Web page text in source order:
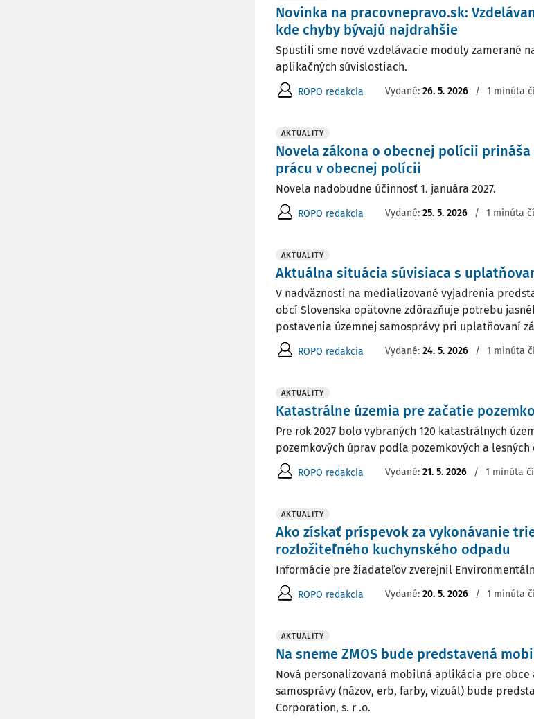
Novinka na pracovnepravo.sk:
kde chyby bývajú najdrahšie
Spustili sme nové vzdelávacie moduly zamerané
aplikačných súvislostiach.
ROPO redakcia Vydané: 26. 5. 2026 / 1 minúta
AKTUALITY
Novela zákona o obecnej polícii
prácu v obecnej polícii
Novela nadobudne účinnosť 1. januára 2027.
ROPO redakcia Vydané: 25. 5. 2026 / 1 minúta
AKTUALITY
Aktuálna situácia súvisiaca s
V nadväznosti na medializované vyjadrenia
obcí Slovenska opätovne zdôrazňuje potrebu
postavenia územnej samosprávy pri uplatňovaní
ROPO redakcia Vydané: 24. 5. 2026 / 1 minúta
AKTUALITY
Katastrálne územia pre začatie
Pre rok 2027 bolo vybraných 120 katastrálnych
pozemkových úprav podľa pozemkových a
ROPO redakcia Vydané: 21. 5. 2026 / 1 minúta
AKTUALITY
Ako získať príspevok za vykonávanie
rozložiteľného kuchynského odpadu
Informácie pre žiadateľov zverejnil
ROPO redakcia Vydané: 20. 5. 2026 / 1 minúta
AKTUALITY
Na sneme ZMOS bude predstavená
Nová personalizovaná mobilná aplikácia pre
samosprávy (názov, erb, farby, vizuál) bude
Corporation, s. r .o.